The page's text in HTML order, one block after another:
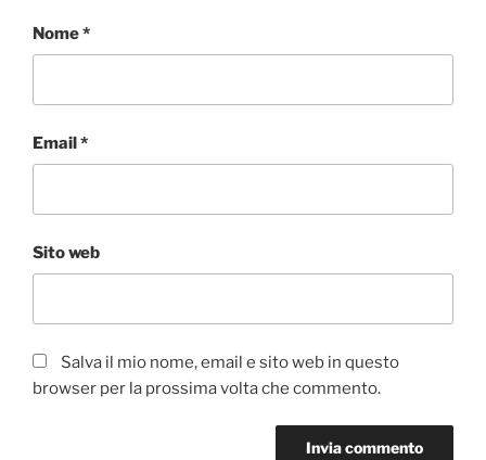
Nome*
Email*
Sito web
Salva il mio nome, email e sito web in questo
browser per la prossima volta che commento.